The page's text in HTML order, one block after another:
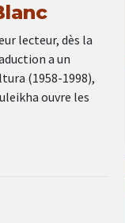
lecteur, dès la
a un
(1958-1998),
ouvre les